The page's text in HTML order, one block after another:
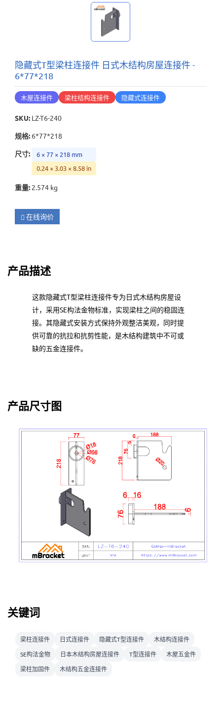
隐藏式T型梁柱连接件 日式木结构房屋连接件 -
6*77*218
木屋连接件 梁柱结构连接件 隐藏式连接件
SKU: LZ-T6-240
规格: 6*77*218
尺寸:
6 × 77 × 218 mm
0.24 × 3.03 × 8.58 in
重量: 2.574 kg
在线询价
产品描述
这款隐藏式T型梁柱连接件专为日式木结构房屋设
计，采用SE构法金物标准，实现梁柱之间的稳固连
接。其隐藏式安装方式保持外观整洁美观，同时提
供可靠的抗拉和抗剪性能，是木结构建筑中不可或
缺的五金连接件。
产品尺寸图
关键词
梁柱连接件 日式连接件 隐藏式T型连接件
木结构连接件
SE构法金物
日本木结构房屋连接件 T型连接件
木屋五金件
梁柱加固件
木结构五金连接件